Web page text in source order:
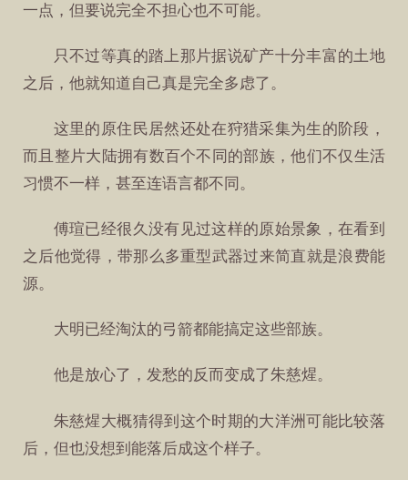
一点，但要说完全不担心也不可能。
只不过等真的踏上那片据说矿产十分丰富的土地
之后，他就知道自己真是完全多虑了。
这里的原住民居然还处在狩猎采集为生的阶段，
而且整片大陆拥有数百个不同的部族，他们不仅生活
习惯不一样，甚至连语言都不同。
傅瑄已经很久没有见过这样的原始景象，在看到
之后他觉得，带那么多重型武器过来简直就是浪费能
源。
大明已经淘汰的弓箭都能搞定这些部族。
他是放心了，发愁的反而变成了朱慈煋。
朱慈煋大概猜得到这个时期的大洋洲可能比较落
后，但也没想到能落后成这个样子。